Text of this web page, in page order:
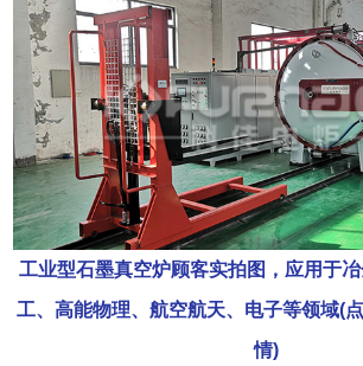
工业型石墨真空炉顾客实拍图，应用于
工、高能物理、航空航天、电子等领域(
情)